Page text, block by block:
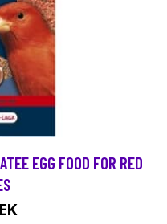
EGG FOOD FOR RED